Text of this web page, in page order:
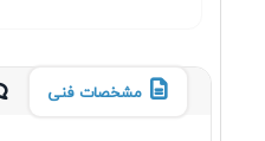
مشخصات فنی